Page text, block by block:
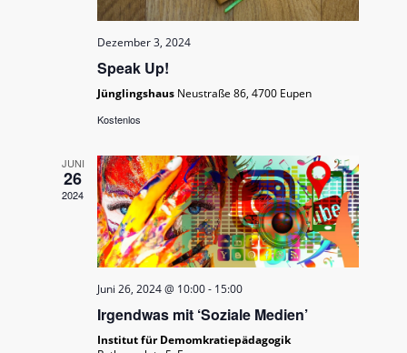
Dezember 3, 2024
Speak Up!
Jünglingshaus Neustraße 86, 4700 Eupen
Kostenlos
JUNI
26
2024
Juni 26, 2024 @ 10:00- 15:00
Irgendwas mit ‘Soziale Medien’
Institut für Demomkratiepädagogik